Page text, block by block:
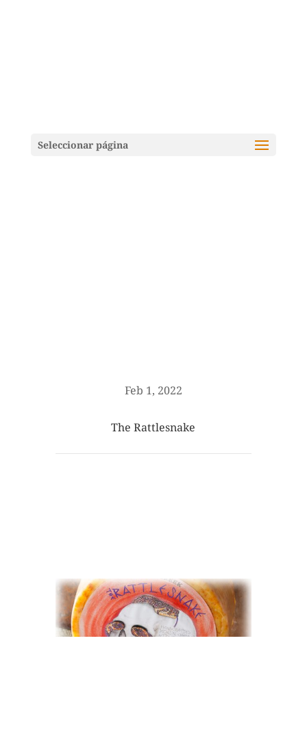
Seleccionar página
Feb 1, 2022
The Rattlesnake